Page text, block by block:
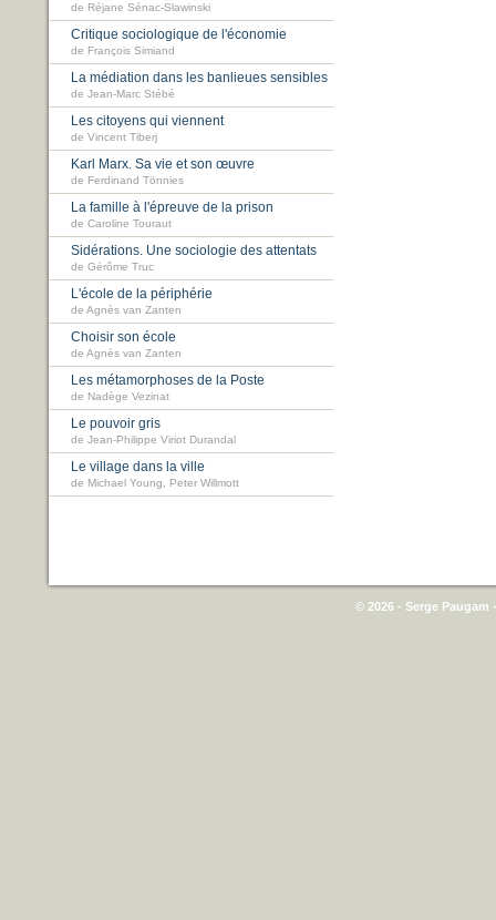
de Réjane Sénac-Slawinski
Critique sociologique de l'économie
de François Simiand
La médiation dans les banlieues sensibles
de Jean-Marc Stébé
Les citoyens qui viennent
de Vincent Tiberj
Karl Marx. Sa vie et son œuvre
de Ferdinand Tönnies
La famille à l'épreuve de la prison
de Caroline Touraut
Sidérations. Une sociologie des attentats
de Gérôme Truc
L'école de la périphérie
de Agnès van Zanten
Choisir son école
de Agnès van Zanten
Les métamorphoses de la Poste
de Nadège Vezinat
Le pouvoir gris
de Jean-Philippe Viriot Durandal
Le village dans la ville
de Michael Young, Peter Willmott
© 2026 - Serge